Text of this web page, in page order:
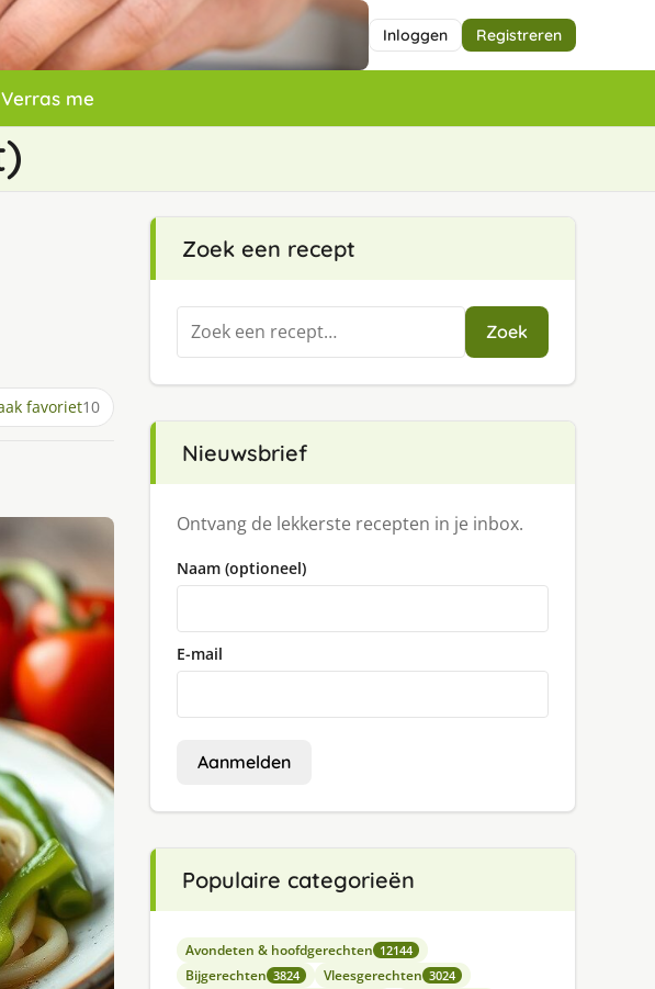
Inloggen Registreren
me
favoriet10
Zoek een recept
Zoeken
naar:
Zoek
Nieuwsbrief
Ontvang de lekkerste recepten in je inbox.
Naam (optioneel)
E-mail
Aanmelden
Populaire categorieën
Avondeten & hoofdgerechten 12144
Bijgerechten 3824 Vleesgerechten 3024